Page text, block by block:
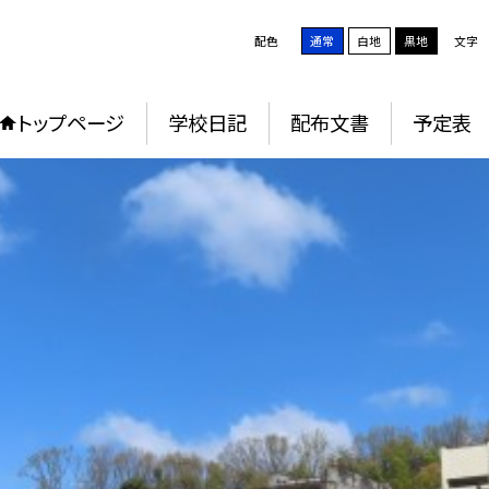
配色 通常 白地 黒地 文字
トップページ 学校日記 配布文書 予定表